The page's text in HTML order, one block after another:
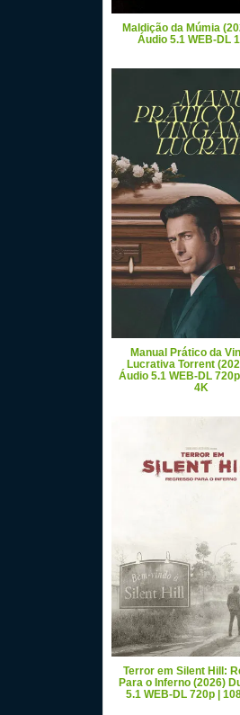
Maldição da Múmia
Áudio 5.1 WEB-DL
Manual Prático da
Lucrativa Torrent
Áudio 5.1 WEB-DL 720p
4K
Terror em Silent Hill:
Para o Inferno (2026)
5.1 WEB-DL 720p |